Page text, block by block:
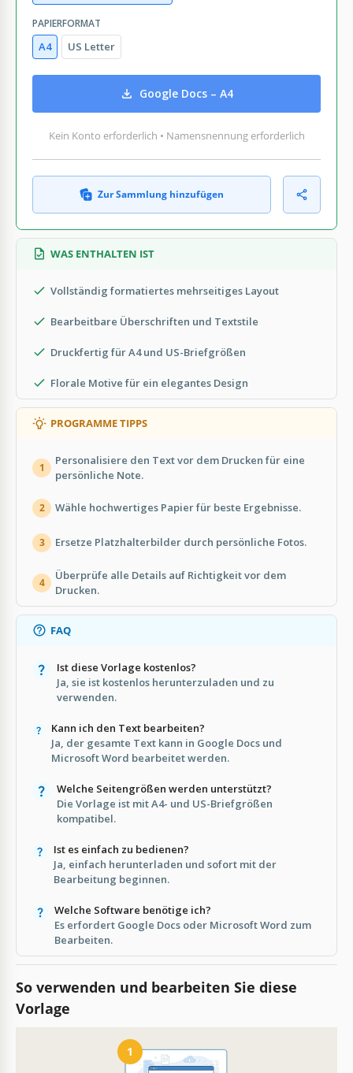
PAPIERFORMAT
A4 US Letter
Google Docs – A4
Kein Konto erforderlich • Namensnennung erforderlich
Zur Sammlung hinzufügen
WAS ENTHALTEN IST
Vollständig formatiertes mehrseitiges Layout
Bearbeitbare Überschriften und Textstile
Druckfertig für A4 und US-Briefgrößen
Florale Motive für ein elegantes Design
PROGRAMME TIPPS
1
Personalisiere den Text vor dem Drucken für eine
persönliche Note.
2 Wähle hochwertiges Papier für beste Ergebnisse.
3 Ersetze Platzhalterbilder durch persönliche Fotos.
4
Überprüfe alle Details auf Richtigkeit vor dem
Drucken.
FAQ
Ist diese Vorlage kostenlos?
Ja, sie ist kostenlos herunterzuladen und zu
verwenden.
Kann ich den Text bearbeiten?
Ja, der gesamte Text kann in Google Docs und
Microsoft Word bearbeitet werden.
Welche Seitengrößen werden unterstützt?
Die Vorlage ist mit A4- und US-Briefgrößen
kompatibel.
Ist es einfach zu bedienen?
Ja, einfach herunterladen und sofort mit der
Bearbeitung beginnen.
Welche Software benötige ich?
Es erfordert Google Docs oder Microsoft Word zum
Bearbeiten.
So verwenden und bearbeiten Sie diese
Vorlage
1